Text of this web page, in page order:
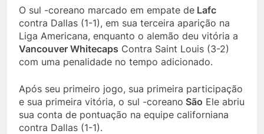
O sul -coreano marcado em empate de Lafc
contra Dallas (1-1), em sua terceira aparição na
Liga Americana, enquanto o alemão deu vitória a
Vancouver Whitecaps Contra Saint Louis (3-2)
com uma penalidade no tempo adicionado.
Após seu primeiro jogo, sua primeira participação
e sua primeira vitória, o sul -coreano São Ele abriu
sua conta de pontuação na equipe californiana
contra Dallas (1-1).